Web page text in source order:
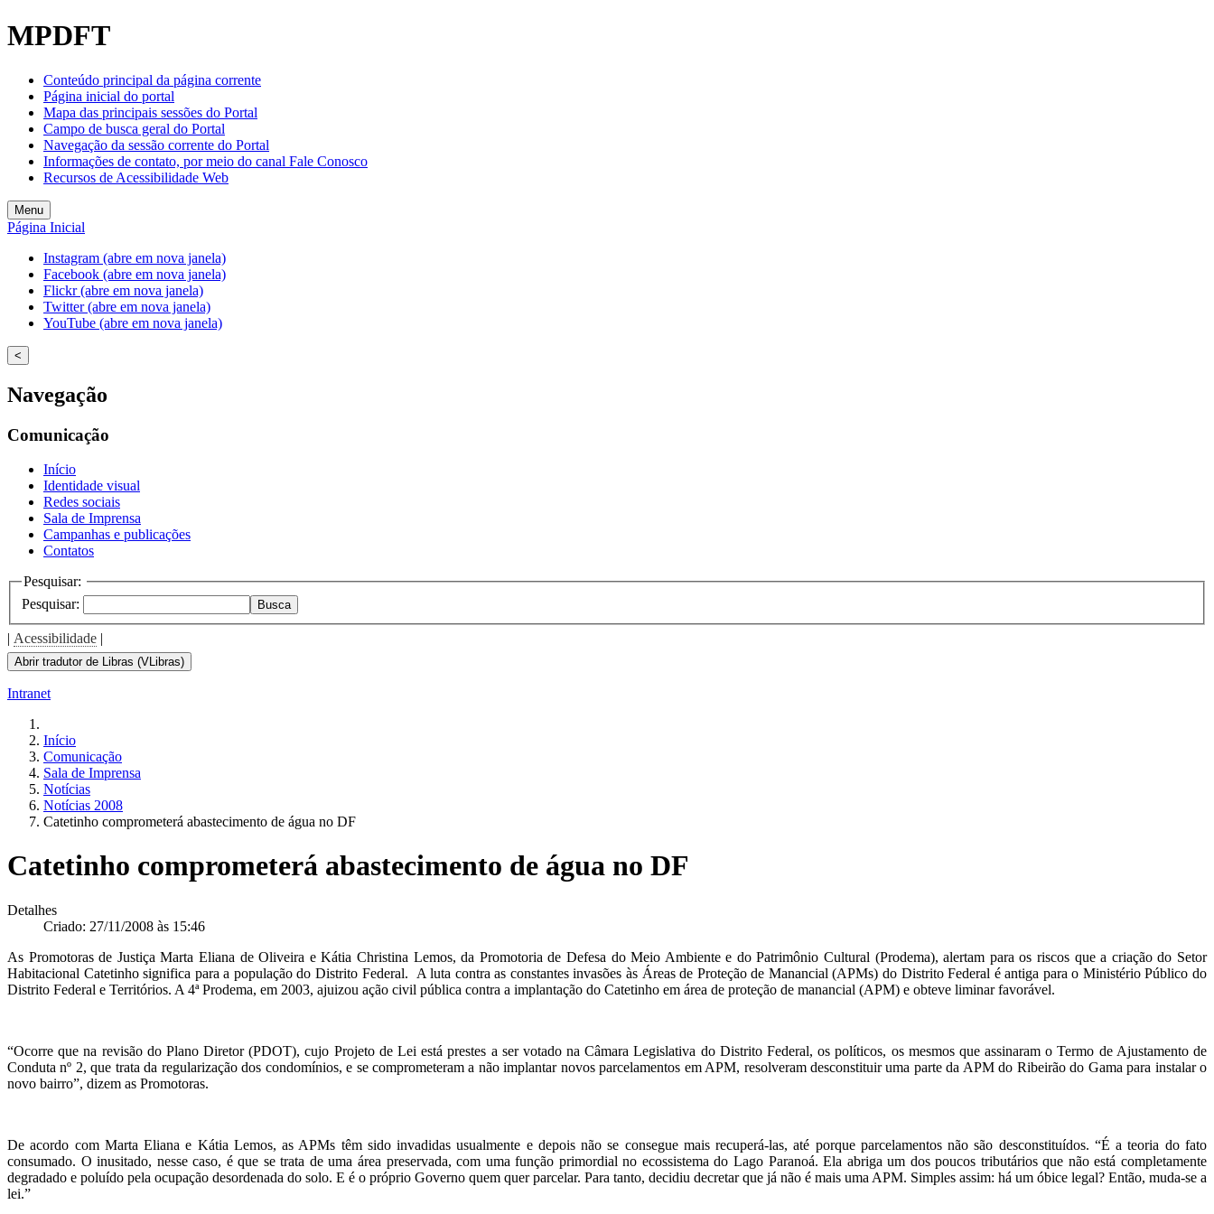
Welcome
to
One
Accessibility
screen
reader.
start
All
in
One
Accessibility
screen
reader,
press
"Ctrl
/".
This
shortcut
activates
screen
help
navigate
interact
the
content.
MPDFT
Conteúdo principal da página corrente
Página inicial do portal
Mapa das principais sessões do Portal
Campo de busca geral do Portal
Navegação da sessão corrente do Portal
Informações de contato, por meio do canal Fale Conosco
Recursos de Acessibilidade Web
Menu
Página Inicial
Instagram (abre em nova janela)
Facebook (abre em nova janela)
Flickr (abre em nova janela)
Twitter (abre em nova janela)
YouTube (abre em nova janela)
<
Navegação
Comunicação
Início
Identidade visual
Redes sociais
Sala de Imprensa
Campanhas e publicações
Contatos
Pesquisar:
Pesquisar:
Busca
| Acessibilidade |
Abrir tradutor de Libras (VLibras)
Intranet
Início
Comunicação
Sala de Imprensa
Notícias
Notícias 2008
Catetinho comprometerá abastecimento de água no DF
Catetinho comprometerá abastecimento de água no DF
Detalhes
Criado: 27/11/2008 às 15:46
As Promotoras de Justiça Marta Eliana de Oliveira e Kátia Christina Lemos, da Promotoria de Defesa do Meio Ambiente e do Patrimônio Cultural (Prodema), alertam para os riscos que a criação do Setor
Habitacional Catetinho significa para a população do Distrito Federal. A luta contra as constantes invasões às Áreas de Proteção de Manancial (APMs) do Distrito Federal é antiga para o Ministério Público do
Distrito Federal e Territórios. A 4ª Prodema, em 2003, ajuizou ação civil pública contra a implantação do Catetinho em área de proteção de manancial (APM) e obteve liminar favorável.
“Ocorre que na revisão do Plano Diretor (PDOT), cujo Projeto de Lei está prestes a ser votado na Câmara Legislativa do Distrito Federal, os políticos, os mesmos que assinaram o Termo de Ajustamento de
Conduta nº 2, que trata da regularização dos condomínios, e se comprometeram a não implantar novos parcelamentos em APM, resolveram desconstituir uma parte da APM do Ribeirão do Gama para instalar o
novo bairro”, dizem as Promotoras.
De acordo com Marta Eliana e Kátia Lemos, as APMs têm sido invadidas usualmente e depois não se consegue mais recuperá-las, até porque parcelamentos não são desconstituídos. “É a teoria do fato
consumado. O inusitado, nesse caso, é que se trata de uma área preservada, com uma função primordial no ecossistema do Lago Paranoá. Ela abriga um dos poucos tributários que não está completamente
degradado e poluído pela ocupação desordenada do solo. E é o próprio Governo quem quer parcelar. Para tanto, decidiu decretar que já não é mais uma APM. Simples assim: há um óbice legal? Então, muda-se a
lei.”